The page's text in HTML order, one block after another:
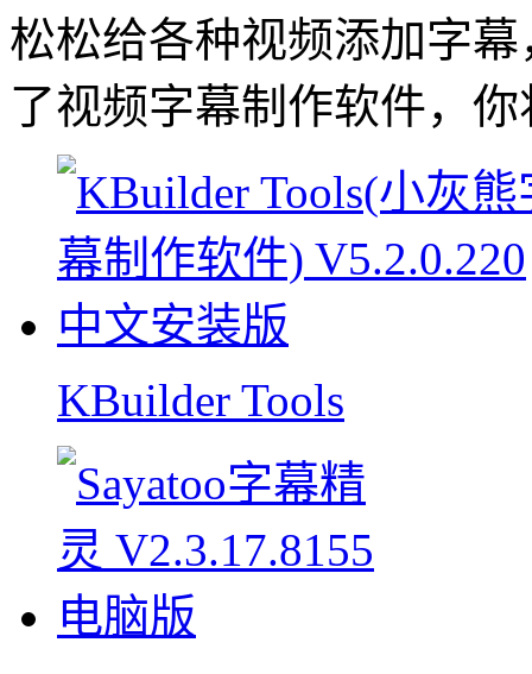
松松给各种视频添加字
了视频字幕制作软件，
KBuilder Tools